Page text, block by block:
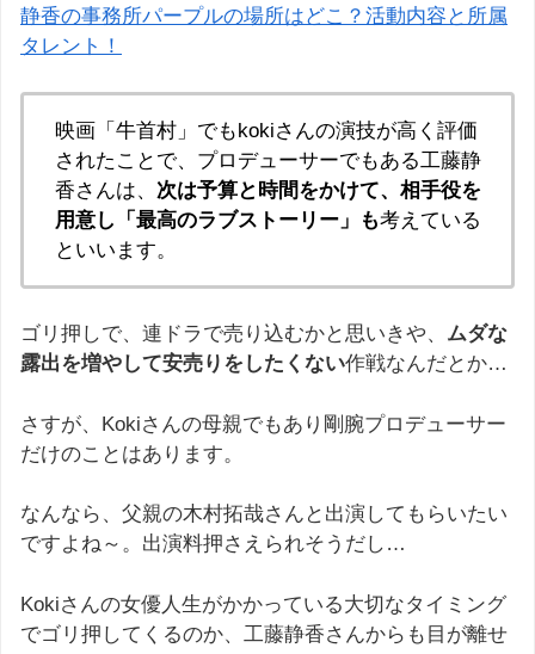
静香の事務所パープルの場所はどこ？活動内容と所属
タレント！
映画「牛首村」でもkokiさんの演技が高く評価
されたことで、プロデューサーでもある工藤静
香さんは、 次は予算と時間をかけて、相手役を
用意し「最高のラブストーリー」も考えている
といいます。
ゴリ押しで、連ドラで売り込むかと思いきや、 ムダな
露出を増やして安売りをしたくない作戦なんだとか…
さすが、Kokiさんの母親でもあり剛腕プロデューサー
だけのことはあります。
なんなら、父親の木村拓哉さんと出演してもらいたい
ですよね～。出演料押さえられそうだし…
Kokiさんの女優人生がかかっている大切なタイミング
でゴリ押してくるのか、工藤静香さんからも目が離せ